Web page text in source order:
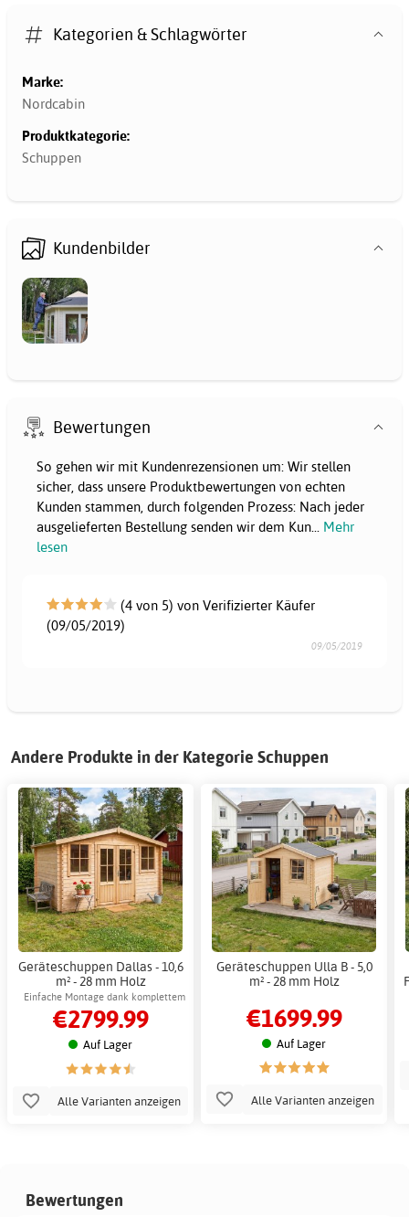
Kategorien & Schlagwörter
Marke:
Nordcabin
Produktkategorie:
Schuppen
Kundenbilder
Bewertungen
So gehen wir mit Kundenrezensionen um: Wir stellen
sicher, dass unsere Produktbewertungen von echten
Kunden stammen, durch folgenden Prozess: Nach jeder
ausgelieferten Bestellung senden wir dem Kun... Mehr
lesen
(4 von 5) von Verifizierter Käufer
(09/05/2019)
09/05/2019
Andere Produkte in der Kategorie Schuppen
Geräteschuppen Dallas - 10,6
m² - 28 mm Holz
Einfache Montage dank komplettem
Bausatz
€2799.99
Auf Lager
Alle Varianten anzeigen
Geräteschuppen Ulla B - 5,0
m² - 28 mm Holz
€1699.99
Auf Lager
Alle Varianten anzeigen
Bewertungen